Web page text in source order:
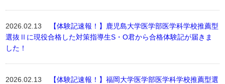
2026.02.13
【体験記速報！】鹿児島大学医学部医学科学校推薦型
選抜Ⅱに現役合格した対策指導生S・O君から合格体験記が届きま
した！
2026.02.13
【体験記速報！】福岡大学医学部医学科学校推薦型選